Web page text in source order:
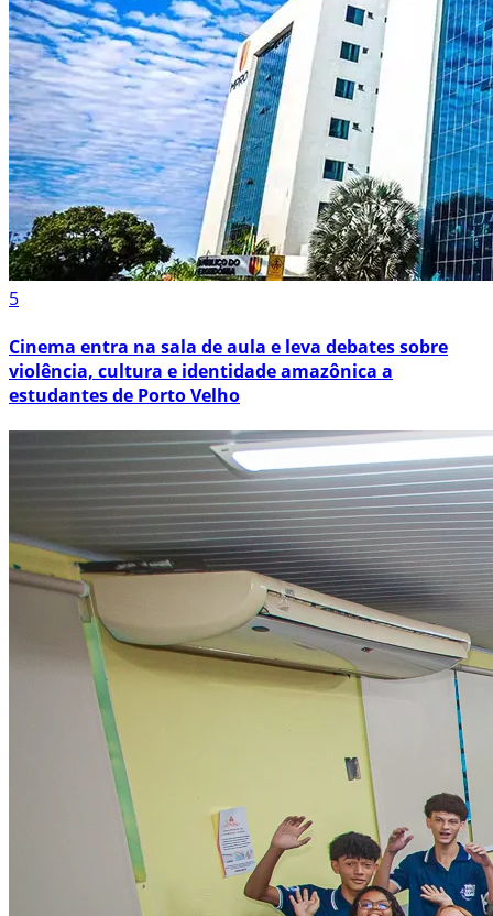
5
Cinema entra na sala de aula e leva debates sobre
violência, cultura e identidade amazônica a
estudantes de Porto Velho